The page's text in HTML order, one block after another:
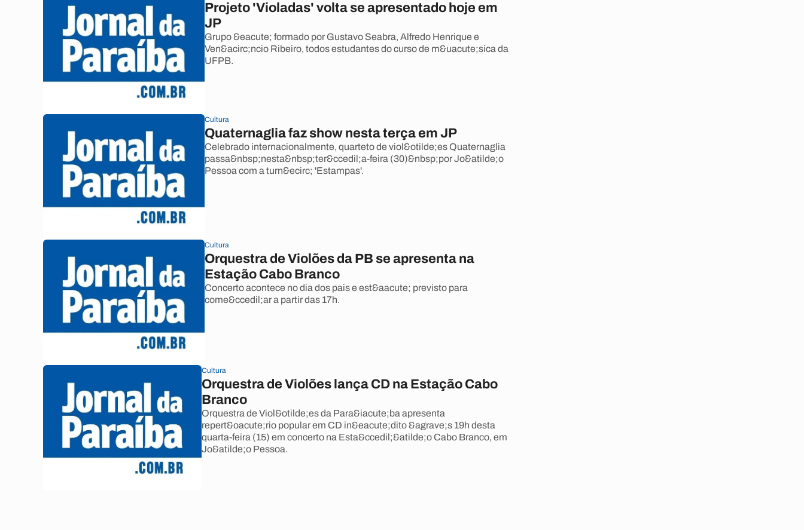
Projeto 'Violadas' volta se apresentado hoje em
JP
Grupo &eacute; formado por Gustavo Seabra, Alfredo Henrique e
Ven&acirc;ncio Ribeiro, todos estudantes do curso de m&uacute;sica da
UFPB.
Cultura
Quaternaglia faz show nesta terça em JP
Celebrado internacionalmente, quarteto de viol&otilde;es Quaternaglia
passa&nbsp;nesta&nbsp;ter&ccedil;a-feira (30)&nbsp;por Jo&atilde;o
Pessoa com a turn&ecirc; 'Estampas'.
Cultura
Orquestra de Violões da PB se apresenta na
Estação Cabo Branco
Concerto acontece no dia dos pais e est&aacute; previsto para
come&ccedil;ar a partir das 17h.
Cultura
Orquestra de Violões lança CD na Estação Cabo
Branco
Orquestra de Viol&otilde;es da Para&iacute;ba apresenta
repert&oacute;rio popular em CD in&eacute;dito &agrave;s 19h desta
quarta-feira (15) em concerto na Esta&ccedil;&atilde;o Cabo Branco, em
Jo&atilde;o Pessoa.